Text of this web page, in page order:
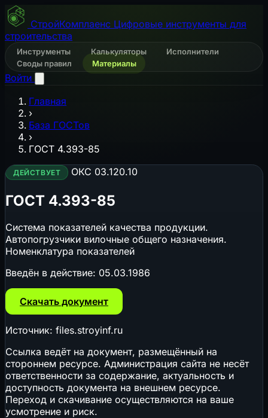
СтройКомплаенс Цифровые инструменты для
строительства
Инструменты Калькуляторы
Исполнители
Своды правил
Материалы
Войти
Главная
›
База ГОСТов
›
ГОСТ 4.393-85
ДЕЙСТВУЕТ ОКС 03.120.10
ГОСТ 4.393-85
Система показателей качества продукции.
Автопогрузчики вилочные общего назначения.
Номенклатура показателей
Введён в действие: 05.03.1986
Скачать документ
Источник: files.stroyinf.ru
Ссылка ведёт на документ, размещённый на
стороннем ресурсе. Администрация сайта не несёт
ответственности за содержание, актуальность и
доступность документа на внешнем ресурсе.
Переход и скачивание осуществляются на ваше
усмотрение и риск.